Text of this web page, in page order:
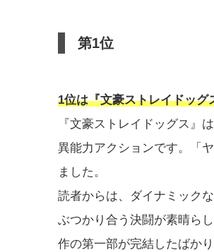
第1位
1位は『文豪ストレイドッグ
『文豪ストレイドッグス』
異能力アクションです。「
ました。
読者からは、ダイナミック
ぶつかり合う決闘が素晴ら
作の第一部が完結したばか